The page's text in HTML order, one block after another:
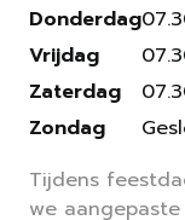
Donderdag
Vrijdag
Zaterdag
Zondag
Tijdens
we